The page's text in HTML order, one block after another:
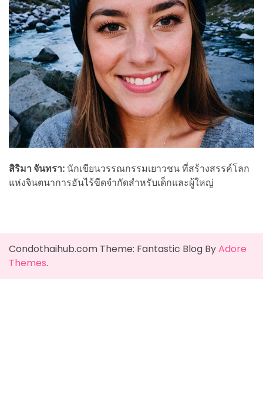
สิริมา จันทรา: นักเขียนวรรณกรรมเยาวชน ที่สร้างสรรค์โลก
แห่งจินตนาการอันไร้ขีดจำกัดสำหรับเด็กและผู้ใหญ่
Condothaihub.com Theme: Fantastic Blog ByAdore
Themes.